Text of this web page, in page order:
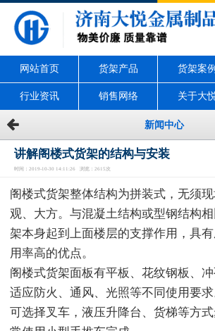
网站首页 货架产品 货架案例
行业资讯 销售网络 关于大
新闻中心
讲解阁楼式货架的结构与安装
时间：2019-10-30 14:11:26 浏览：2615次
阁楼式货架整体结构为拼装式，无须
观、大方。与混凝土结构或型钢结构
架本身起到上面楼层的支撑作用，具
用率高的优点。
阁楼式货架面板有平板、花纹钢板、
适应防火、通风、光照等不同使用要
可选择叉车，液压升降台、货梯等方